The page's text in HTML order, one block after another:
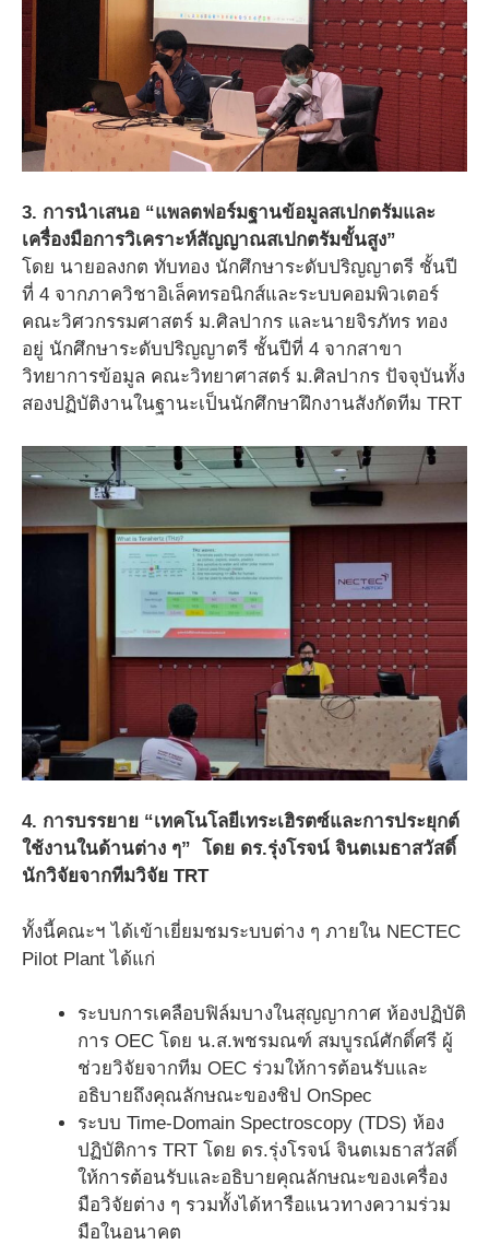
3. การนำเสนอ “แพลตฟอร์มฐานข้อมูลสเปกตรัมและ
เครื่องมือการวิเคราะห์สัญญาณสเปกตรัมขั้นสูง”
โดย นายอลงกต ทับทอง นักศึกษาระดับปริญญาตรี ชั้นปี
ที่ 4 จากภาควิชาอิเล็คทรอนิกส์และระบบคอมพิวเตอร์
คณะวิศวกรรมศาสตร์ ม.ศิลปากร และนายจิรภัทร ทอง
อยู่ นักศึกษาระดับปริญญาตรี ชั้นปีที่ 4 จากสาขา
วิทยาการข้อมูล คณะวิทยาศาสตร์ ม.ศิลปากร ปัจจุบันทั้ง
สองปฏิบัติงานในฐานะเป็นนักศึกษาฝึกงานสังกัดทีม TRT
4. การบรรยาย “เทคโนโลยีเทระเฮิรตซ์และการประยุกต์
ใช้งานในด้านต่าง ๆ” โดย ดร.รุ่งโรจน์ จินตเมธาสวัสดิ์
นักวิจัยจากทีมวิจัย TRT
ทั้งนี้คณะฯ ได้เข้าเยี่ยมชมระบบต่าง ๆ ภายใน NECTEC
Pilot Plant ได้แก่
ระบบการเคลือบฟิล์มบางในสุญญากาศ ห้องปฏิบัติ
การ OEC โดย น.ส.พชรมณฑ์ สมบูรณ์ศักดิ์ศรี ผู้
ช่วยวิจัยจากทีม OEC ร่วมให้การต้อนรับและ
อธิบายถึงคุณลักษณะของชิป OnSpec
ระบบ Time-Domain Spectroscopy (TDS) ห้อง
ปฏิบัติการ TRT โดย ดร.รุ่งโรจน์ จินตเมธาสวัสดิ์
ให้การต้อนรับและอธิบายคุณลักษณะของเครื่อง
มือวิจัยต่าง ๆ รวมทั้งได้หารือแนวทางความร่วม
มือในอนาคต